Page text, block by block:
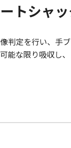
トシャ
判定を行い、手
能な限り吸収し